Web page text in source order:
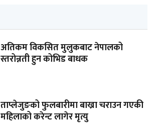
अतिकम विकसित मुलुकबाट नेपालको
स्तरोन्नती हुन कोभिड बाधक
ताप्लेजुङको फुलबारीमा बाख्रा चराउन गएकी
महिलाको करेन्ट लागेर मृत्यु